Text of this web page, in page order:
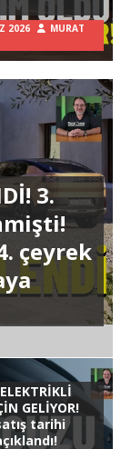
2026
MURAT
3.
çeyrek
GELİYOR!
tarihi